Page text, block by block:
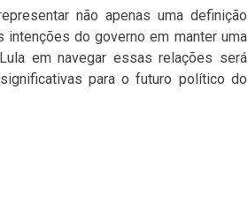
não apenas uma definição
intenções do governo em manter uma
em navegar essas relações será
para o futuro político do